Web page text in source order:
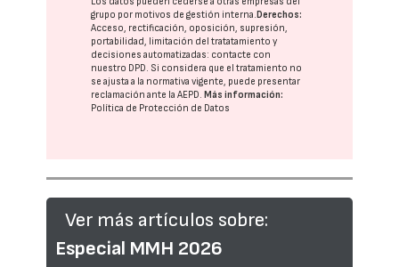
grupo por motivos de gestión interna. Derechos:
Acceso, rectificación, oposición, supresión,
portabilidad, limitación del tratatamiento y
decisiones automatizadas: contacte con
nuestro DPD. Si considera que el tratamiento no
se ajusta a la normativa vigente, puede presentar
reclamación ante laAEPD. Más información:
Política de Protección de Datos
Ver más artículos sobre:
Especial MMH 2026